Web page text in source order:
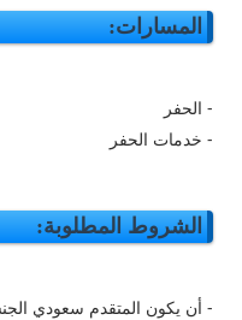
المسارات:
- الحفر
- خدمات الحفر
الشروط المطلوبة:
- أن يكون المتقدم سعودي